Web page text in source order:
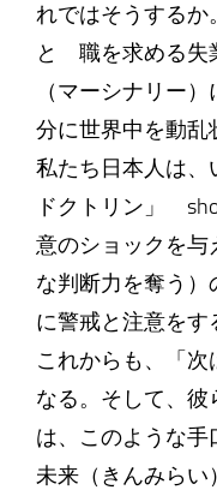
れではそうする
と 職を求める失
（マーシナリー
分に世界中を動乱
私たち日本人は
ドクトリン」
意のショックを与
な判断力を奪う
に警戒と注意をす
これからも、「次
なる。そして、彼
は、このような
未来（きんみらい